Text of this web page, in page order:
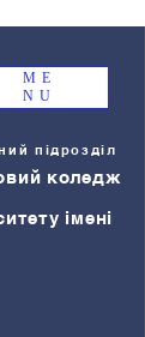
ME
NU
підрозділ
коледж
імені